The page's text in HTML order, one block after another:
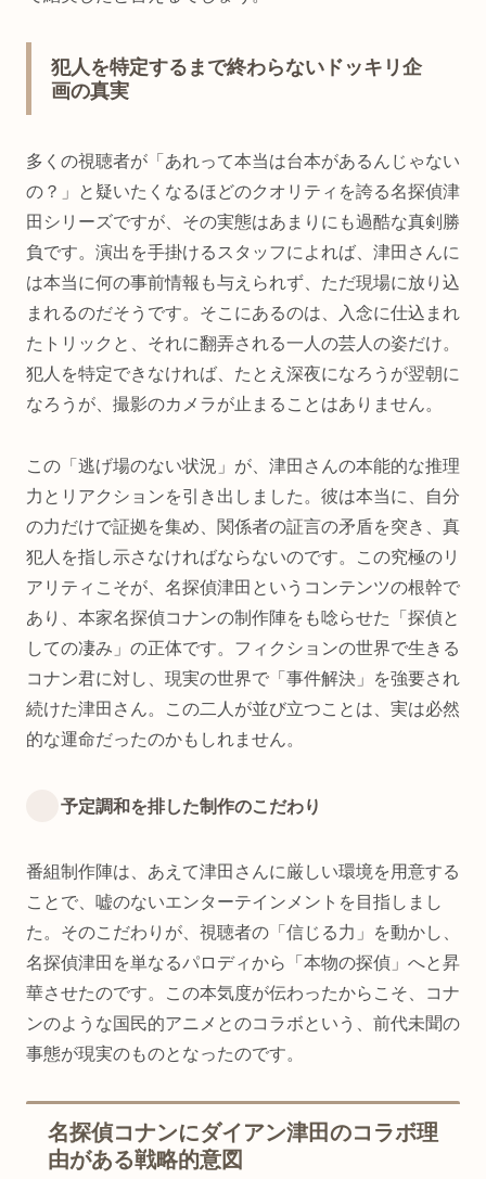
犯人を特定するまで終わらないドッキリ企
画の真実
多くの視聴者が「あれって本当は台本があるんじゃない
の？」と疑いたくなるほどのクオリティを誇る名探偵津
田シリーズですが、その実態はあまりにも過酷な真剣勝
負です。演出を手掛けるスタッフによれば、津田さんに
は本当に何の事前情報も与えられず、ただ現場に放り込
まれるのだそうです。そこにあるのは、入念に仕込まれ
たトリックと、それに翻弄される一人の芸人の姿だけ。
犯人を特定できなければ、たとえ深夜になろうが翌朝に
なろうが、撮影のカメラが止まることはありません。
この「逃げ場のない状況」が、津田さんの本能的な推理
力とリアクションを引き出しました。彼は本当に、自分
の力だけで証拠を集め、関係者の証言の矛盾を突き、真
犯人を指し示さなければならないのです。この究極のリ
アリティこそが、名探偵津田というコンテンツの根幹で
あり、本家名探偵コナンの制作陣をも唸らせた「探偵と
しての凄み」の正体です。フィクションの世界で生きる
コナン君に対し、現実の世界で「事件解決」を強要され
続けた津田さん。この二人が並び立つことは、実は必然
的な運命だったのかもしれません。
予定調和を排した制作のこだわり
番組制作陣は、あえて津田さんに厳しい環境を用意する
ことで、嘘のないエンターテインメントを目指しまし
た。そのこだわりが、視聴者の「信じる力」を動かし、
名探偵津田を単なるパロディから「本物の探偵」へと昇
華させたのです。この本気度が伝わったからこそ、コナ
ンのような国民的アニメとのコラボという、前代未聞の
事態が現実のものとなったのです。
名探偵コナンにダイアン津田のコラボ理
由がある戦略的意図